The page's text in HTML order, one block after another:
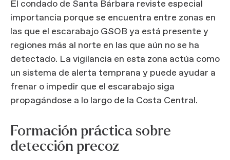
El condado de Santa Bárbara reviste especial
importancia porque se encuentra entre zonas en
las que el escarabajo GSOB ya está presente y
regiones más al norte en las que aún no se ha
detectado. La vigilancia en esta zona actúa como
un sistema de alerta temprana y puede ayudar a
frenar o impedir que el escarabajo siga
propagándose a lo largo de la Costa Central.
Formación práctica sobre
detección precoz